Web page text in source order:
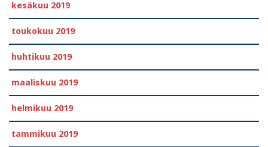
kesäkuu 2019
toukokuu 2019
huhtikuu 2019
maaliskuu 2019
helmikuu 2019
tammikuu 2019